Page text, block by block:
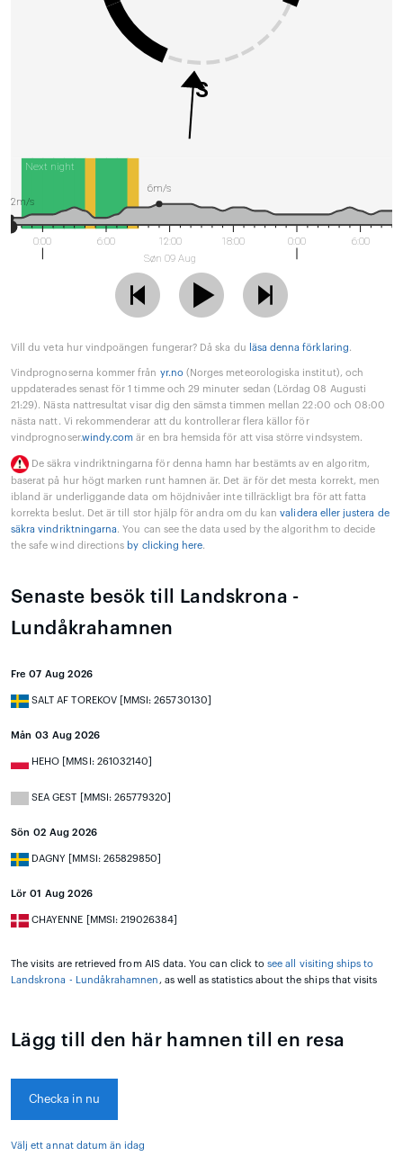
S
Next night
0:00 6:00
12:00
Søn 09 Aug
18:00 0:00 6:00
6m/s
2m/s
Vill du veta hur vindpoängen fungerar? Då ska du läsa denna förklaring.
Vindprognoserna kommer från yr.no (Norges meteorologiska institut), och
uppdaterades senast för 1 timme och 29 minuter sedan (Lördag 08 Augusti
21:29). Nästa nattresultat visar dig den sämsta timmen mellan 22:00 och 08:00
nästa natt. Vi rekommenderar att du kontrollerar flera källor för
vindprognoser.windy.com är en bra hemsida för att visa större vindsystem.
De säkra vindriktningarna för denna hamn har bestämts av en algoritm,
baserat på hur högt marken runt hamnen är. Det är för det mesta korrekt, men
ibland är underliggande data om höjdnivåer inte tillräckligt bra för att fatta
korrekta beslut. Det är till stor hjälp för andra om du kanvalidera eller justera de
säkra vindriktningarna. You can see the data used by the algorithm to decide
the safe wind directions by clicking here.
Senaste besök till Landskrona -
Lundåkrahamnen
Fre 07 Aug 2026
SALT AF TOREKOV [MMSI: 265730130]
Mån 03 Aug 2026
HEHO [MMSI: 261032140]
SEA GEST [MMSI: 265779320]
Sön 02 Aug 2026
DAGNY [MMSI: 265829850]
Lör 01 Aug 2026
CHAYENNE [MMSI: 219026384]
The visits are retrieved from AIS data. You can click tosee all visiting ships to
Landskrona - Lundåkrahamnen, as well as statistics about the ships that visits
Lägg till den här hamnen till en resa
Checka in nu
Välj ett annat datum än idag